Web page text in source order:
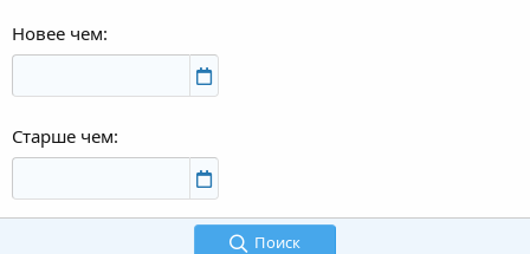
Новее чем
Старше чем
Поиск